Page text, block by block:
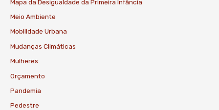
Mapa da Desigualdade da Primeira Infância
Meio Ambiente
Mobilidade Urbana
Mudanças Climáticas
Mulheres
Orçamento
Pandemia
Pedestre